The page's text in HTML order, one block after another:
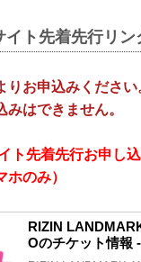
イト先着先行リン
りお申込みくださ
はできません。
ト先着先行お申し
のみ）
RIZIN
Oのチケット情報